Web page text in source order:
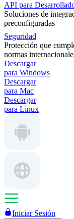
API para
Soluciones de
preconfiguradas
Seguridad
Protección que
normas
Descargar
para Windows
Descargar
para Mac
Descargar
para Linux
Iniciar Sesión